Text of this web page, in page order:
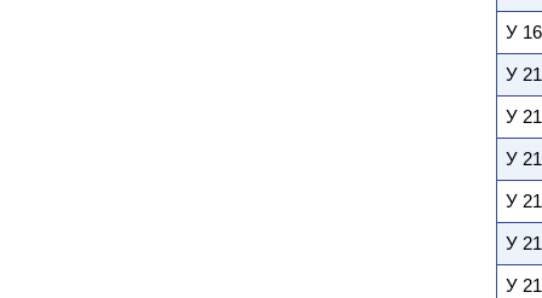
У
У
У
У
У
У
У